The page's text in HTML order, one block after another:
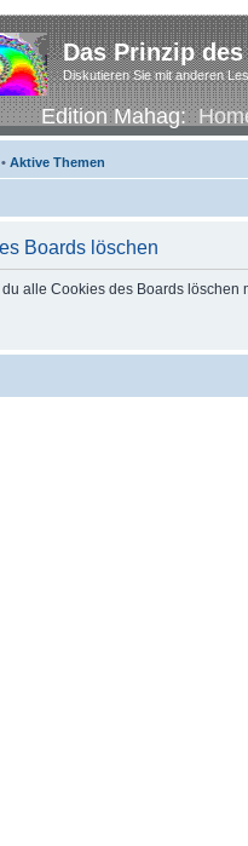
Das Prinzip
Diskutieren Sie mit anderen
Edition Mahag:
• Aktive Themen
Boards löschen
du alle Cookies des Boards löschen